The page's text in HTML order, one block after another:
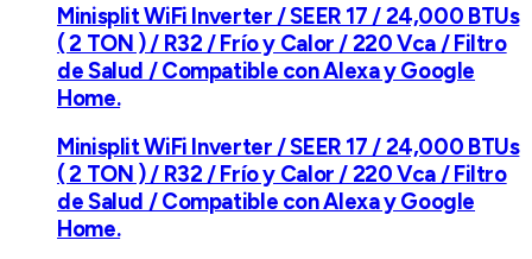
Minisplit WiFi Inverter / SEER 17 / 24,000 BTUs
( 2 TON ) / R32 / Frío y Calor / 220 Vca / Filtro
de Salud / Compatible con Alexa y Google
Home.
Minisplit WiFi Inverter / SEER 17 / 24,000 BTUs
( 2 TON ) / R32 / Frío y Calor / 220 Vca / Filtro
de Salud / Compatible con Alexa y Google
Home.